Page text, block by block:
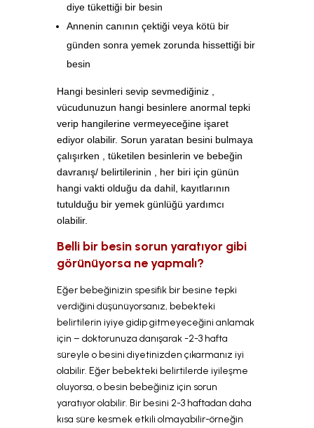
diye tükettiği bir besin
Annenin canının çektiği veya kötü bir
günden sonra yemek zorunda hissettiği bir
besin
Hangi besinleri sevip sevmediğiniz ,
vücudunuzun hangi besinlere anormal tepki
verip hangilerine vermeyeceğine işaret
ediyor olabilir. Sorun yaratan besini bulmaya
çalışırken , tüketilen besinlerin ve bebeğin
davranış/ belirtilerinin , her biri için günün
hangi vakti olduğu da dahil, kayıtlarının
tutulduğu bir yemek günlüğü yardımcı
olabilir.
Belli bir besin sorun yaratıyor gibi
görünüyorsa ne yapmalı?
Eğer bebeğinizin spesifik bir besine tepki
verdiğini düşünüyorsanız, bebekteki
belirtilerin iyiye gidip gitmeyeceğini anlamak
için – doktorunuza danışarak -2-3 hafta
süreyle o besini diyetinizden çıkarmanız iyi
olabilir. Eğer bebekteki belirtilerde iyileşme
oluyorsa, o besin bebeğiniz için sorun
yaratıyor olabilir. Bir besini 2-3 haftadan daha
kısa süre kesmek etkili olmayabilir-örneğin